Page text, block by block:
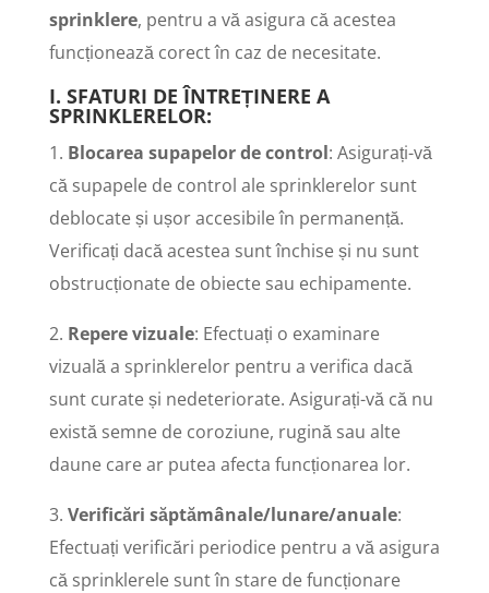
sprinklere, pentru a vă asigura că acestea
funcționează corect în caz de necesitate.
I. SFATURI DE ÎNTREȚINERE A
SPRINKLERELOR:
1. Blocarea supapelor de control: Asigurați-vă
că supapele de control ale sprinklerelor sunt
deblocate și ușor accesibile în permanență.
Verificați dacă acestea sunt închise și nu sunt
obstrucționate de obiecte sau echipamente.
2. Repere vizuale: Efectuați o examinare
vizuală a sprinklerelor pentru a verifica dacă
sunt curate și nedeteriorate. Asigurați-vă că nu
există semne de coroziune, rugină sau alte
daune care ar putea afecta funcționarea lor.
3. Verificări săptămânale/lunare/anuale:
Efectuați verificări periodice pentru a vă asigura
că sprinklerele sunt în stare de funcționare